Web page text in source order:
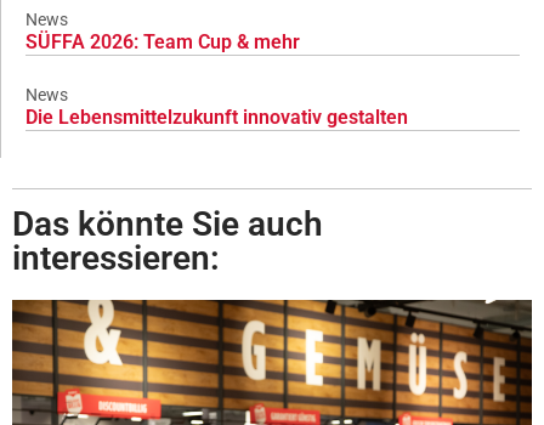
News
SÜFFA 2026: Team Cup & mehr
News
Die Lebensmittelzukunft innovativ gestalten
Das könnte Sie auch
interessieren: